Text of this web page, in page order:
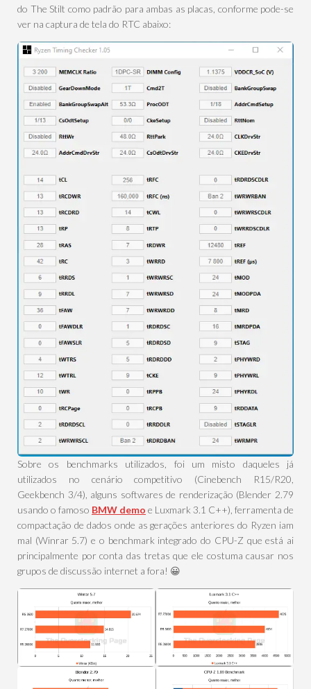
do The Stilt como padrão para ambas as placas, conforme pode-se
ver na captura de tela do RTC abaixo:
Sobre os benchmarks utilizados, foi um misto daqueles já
utilizados no cenário competitivo (Cinebench R15/R20,
Geekbench 3/4), alguns softwares de renderização (Blender 2.79
usando o famoso BMW demo e Luxmark 3.1 C++), ferramenta de
compactação de dados onde as gerações anteriores do Ryzen iam
mal (Winrar 5.7) e o benchmark integrado do CPU-Z que está ai
principalmente por conta das tretas que ele costuma causar nos
grupos de discussão internet a fora! 😀